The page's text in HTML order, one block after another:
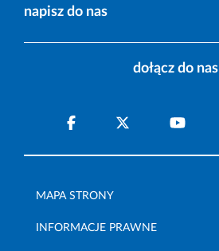
napisz do nas
dołącz do nas
MAPA STRONY
INFORMACJE PRAWNE